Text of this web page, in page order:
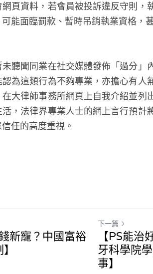
頁資料，若會員被投訴違反守則，
能面臨罰款、暫時吊銷執業資格，
聽聞同業在社交媒體發佈「過分」
為這類行為不夠專業，亦擔心有人
大律師事務所網頁上自我介紹並列
，法律界專業人士的網上言行預計
任的高度重視。
新寵？中國富裕
下一篇
【PS能
牙科學院
事】